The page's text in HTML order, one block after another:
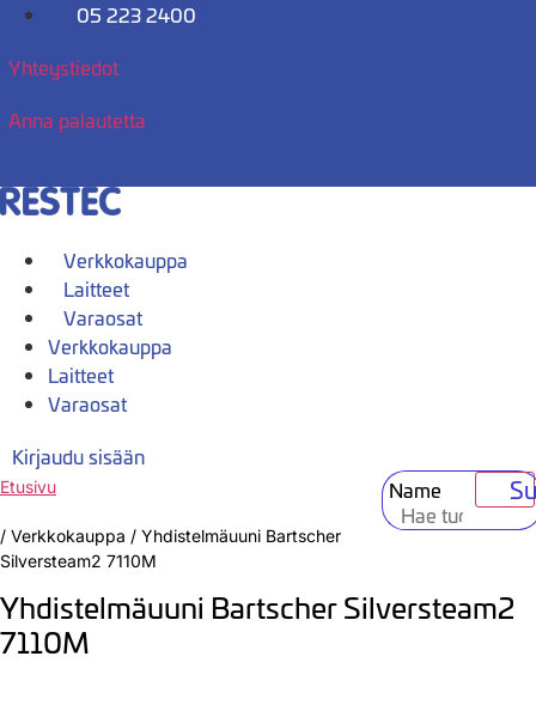
Mene
05 223 2400
Yhteystiedot
Anna palautetta
Verkkokauppa
Laitteet
Varaosat
Verkkokauppa
Laitteet
Varaosat
Kirjaudu sisään
Name
Etusivu
/ Verkkokauppa / Yhdistelmäuuni Bartscher
Silversteam2 7110M
Yhdistelmäuuni Bartscher Silversteam2
7110M